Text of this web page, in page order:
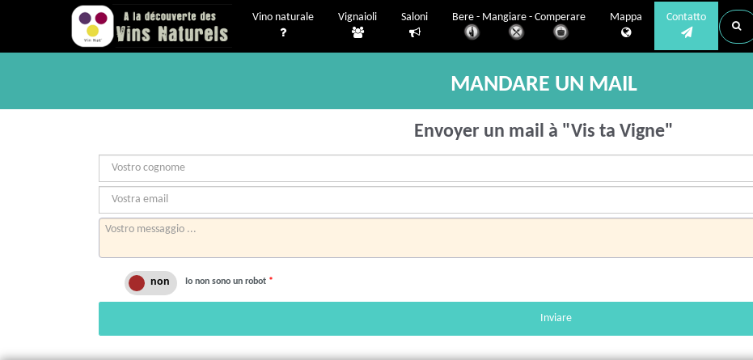
Vino naturale Vignaioli Saloni Bere - Mangiare - Comperare Mappa Contatto
MANDARE UN MAIL
Envoyer un mail à "Vis ta Vigne"
Io non sono un robot *
Inviare